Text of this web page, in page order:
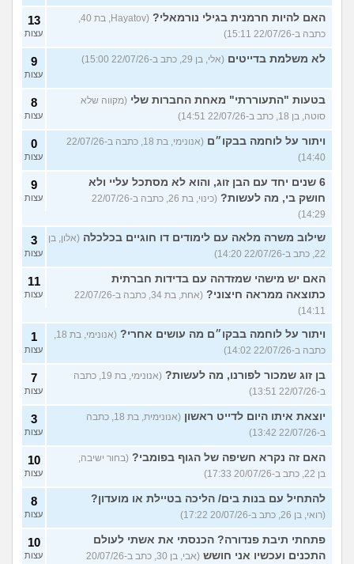
האם להיות חרמנית בגילי נורמאלי?
(Hayatov, בת 40,
כתבה ב-22/07/26 15:11)
13
עצות
לא משלמת בדייטים (אלי, בן 29, כתב ב-22/07/26 15:00) 9
עצות
בטעות "התעוררתי" מאחת החברות שלי (מקווה שלא
סוטה, בן 18, כתב ב-22/07/26 14:51)
8
עצות
ויתור על לוחמה בבקו״ם
(אנונימי, בת 18, כתבה ב-22/07/26
14:40)
0
עצות
6 שנים יחד עם הבן זוג, והוא לא מסתכל עליי ולא
חושק בי, מה לעשות?
(כינוי, בת 26, כתבה ב-22/07/26
14:29)
9
עצות
שילוב משרה מלאה עם לימודים דו חוגיים בכלכלה (אלון, בן
22, כתב ב-22/07/26 14:20)
3
עצות
האם יש מישהי שמזדהה עם בדידות חברתית
כתוצאה ממראה חיצוני?
(אחת, בת 34, כתבה ב-22/07/26
14:11)
11
עצות
ויתור על לוחמה בבקו״ם מה עושים אחרי?
(אנונימי, בת 18,
כתבה ב-22/07/26 14:02)
1
עצות
בן זוג שמכור לפורנו, מה לעשות?
(אנונימי, בת 19, כתבה
ב-22/07/26 13:51)
7
עצות
יוצאת איתו היום לדייט ראשון
(אנונימית, בת 18, כתבה
ב-22/07/26 13:42)
3
עצות
האם זה נקרא חשיפה של הגוף בפומבי? (בחור ישיבה,
בן 22, כתב ב-20/07/26 17:33)
10
עצות
להתחיל עם בנות בים/ הליכה בטיילת או מועדון?
(רואי, בן 26, כתב ב-20/07/26 17:22)
8
עצות
פתחתי תיבת פנדורה? הכנסתי את אשתי לעולם
התכנים ועכשיו אני חושש
(אבי, בן 30, כתב ב-20/07/26
10
עצות